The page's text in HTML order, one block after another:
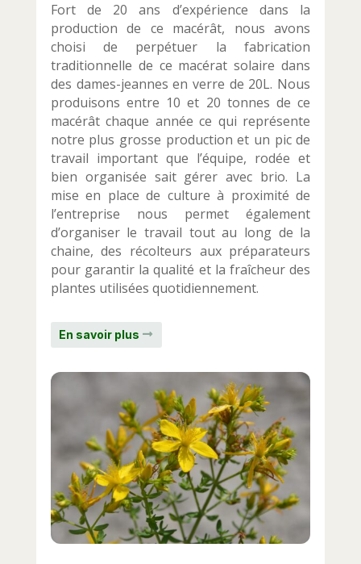
Fort de 20 ans d’expérience dans la
production de ce macérât, nous avons
choisi de perpétuer la fabrication
traditionnelle de ce macérat solaire dans
des dames-jeannes en verre de 20L. Nous
produisons entre 10 et 20 tonnes de ce
macérât chaque année ce qui représente
notre plus grosse production et un pic de
travail important que l’équipe, rodée et
bien organisée sait gérer avec brio. La
mise en place de culture à proximité de
l’entreprise nous permet également
d’organiser le travail tout au long de la
chaine, des récolteurs aux préparateurs
pour garantir la qualité et la fraîcheur des
plantes utilisées quotidiennement.
En savoir plus